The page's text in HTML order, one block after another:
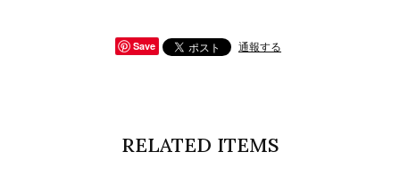
Save 通報する
RELATED ITEMS